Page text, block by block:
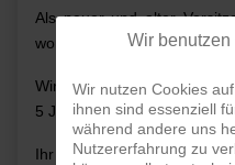
Als neuer und alter
worden und Frau Anja
Wir freuen uns die
5 Jahren in die Hände zu
Ihr Peter Fischer
Wir
Wir nutzen Cookies
ihnen sind essenziell
während andere uns
Nutzererfahrung zu